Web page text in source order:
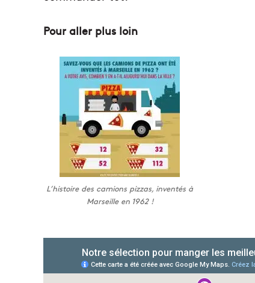
Pour aller plus loin
L’histoire des camions pizzas, inventés à
Marseille en 1962 !